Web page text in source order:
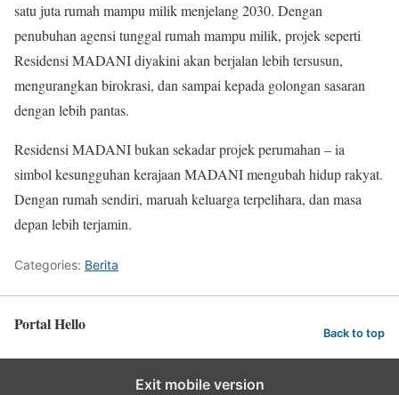
satu juta rumah mampu milik menjelang 2030. Dengan
penubuhan agensi tunggal rumah mampu milik, projek seperti
Residensi MADANI diyakini akan berjalan lebih tersusun,
mengurangkan birokrasi, dan sampai kepada golongan sasaran
dengan lebih pantas.
Residensi MADANI bukan sekadar projek perumahan – ia
simbol kesungguhan kerajaan MADANI mengubah hidup rakyat.
Dengan rumah sendiri, maruah keluarga terpelihara, dan masa
depan lebih terjamin.
Categories: Berita
Portal Hello Back to top
Exit mobile version